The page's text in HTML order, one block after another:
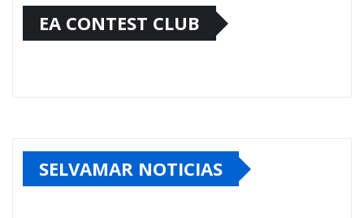
EA CONTEST CLUB
SELVAMAR NOTICIAS